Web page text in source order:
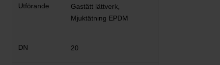
Gastätt lättverk,
Mjuktätning EPDM
20